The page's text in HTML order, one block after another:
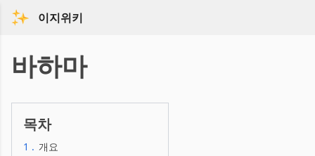
이지위키
바하마
목차
1 . 개요